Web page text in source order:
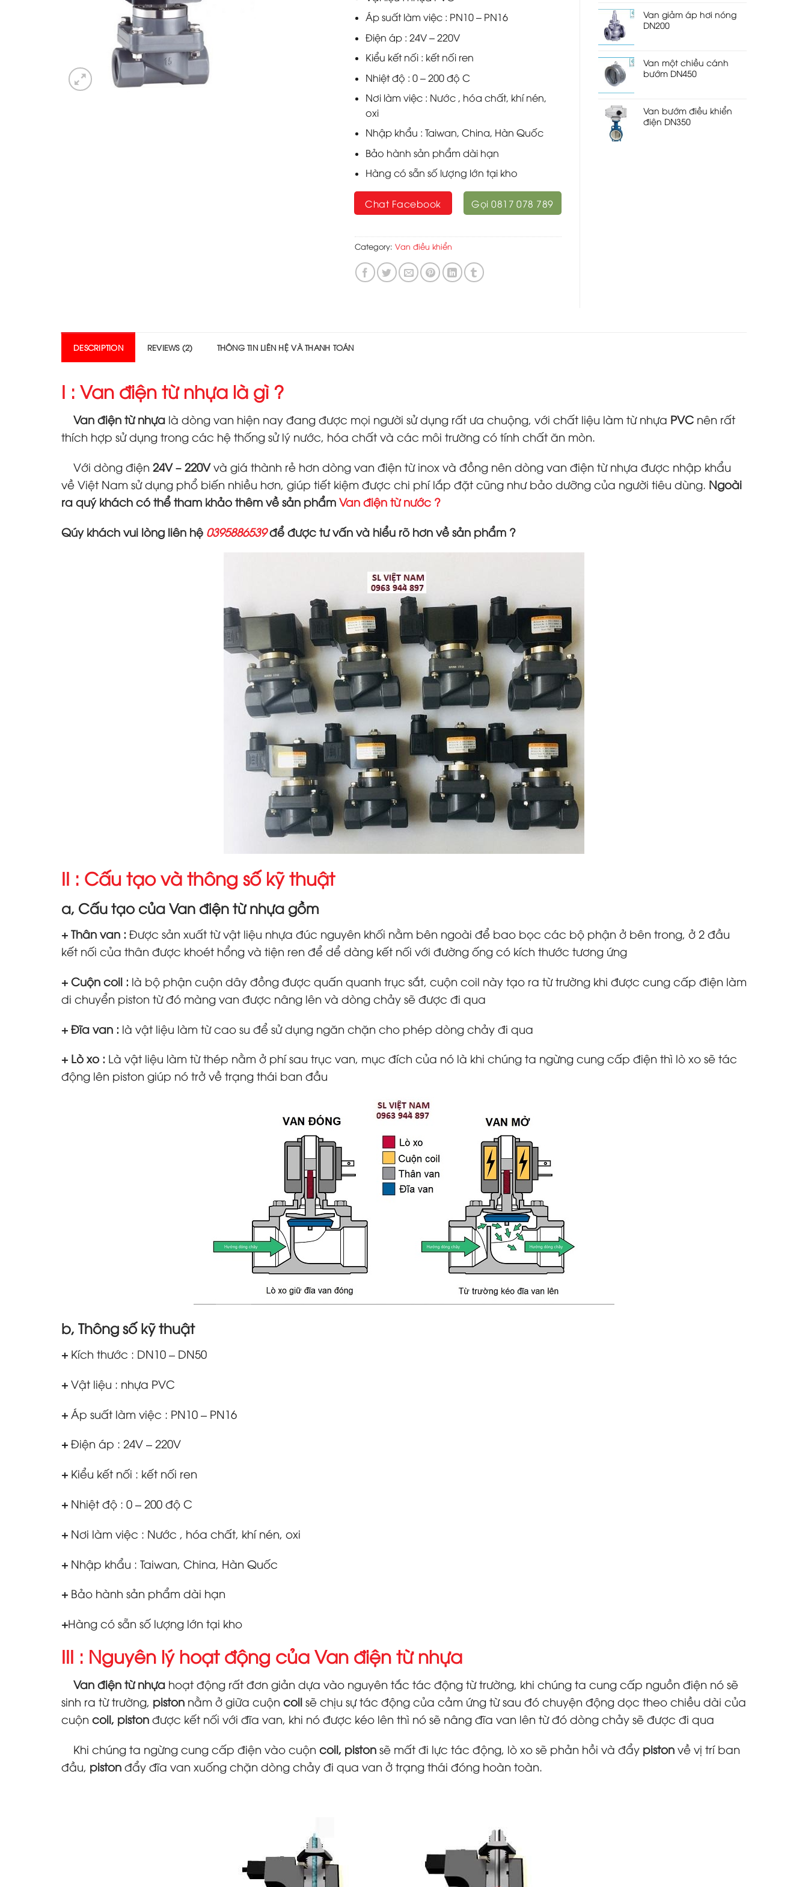
Áp suất làm việc : PN10 – PN16
Điện áp : 24V – 220V
Kiểu kết nối : kết nối ren
Nhiệt độ : 0 – 200 độ C
Nơi làm việc : Nước , hóa chất, khí nén,
oxi
Nhập khẩu : Taiwan, China, Hàn Quốc
Bảo hành sản phẩm dài hạn
Hàng có sẵn số lượng lớn tại kho
Chat Facebook Gọi 0817 078 789
Category: Van điều khiển
Van giảm áp hơi nóng
DN200
Van một chiều cánh
bướm DN450
Van bướm điều khiển
điện DN350
DESCRIPTION REVIEWS (2) THÔNG TIN LIÊN HỆ VÀ THANH TOÁN
I : Van điện từ nhựa là gì ?
Van điện từ nhựa là dòng van hiện nay đang được mọi người sử dụng rất ưa chuộng, với chất liệu làm từ nhựa PVC nên rất
thích hợp sử dụng trong các hệ thống sử lý nước, hóa chất và các môi trường có tính chất ăn mòn.
Với dòng điện 24V – 220V và giá thành rẻ hơn dòng van điện từ inox và đồng nên dòng van điện từ nhựa được nhập khẩu
về Việt Nam sử dụng phổ biến nhiều hơn, giúp tiết kiệm được chi phí lắp đặt cũng như bảo dưỡng của người tiêu dùng. Ngoài
ra quý khách có thể tham khảo thêm về sản phẩm Van điện từ nước ?
Qúy khách vui lòng liên hệ 0395886539để được tư vấn và hiểu rõ hơn về sản phẩm ?
II : Cấu tạo và thông số kỹ thuật
a, Cấu tạo của Van điện từ nhựa gồm
+ Thân van : Được sản xuất từ vật liệu nhựa đúc nguyên khối nằm bên ngoài để bao bọc các bộ phận ở bên trong, ở 2 đầu
kết nối của thân được khoét hổng và tiện ren để dể dàng kết nối với đường ống có kích thước tương ứng
+ Cuộn coil : là bộ phận cuộn dây đồng được quấn quanh trục sắt, cuộn coil này tạo ra từ trường khi được cung cấp điện làm
di chuyển piston từ đó màng van được nâng lên và dòng chảy sẽ được đi qua
+ Đĩa van : là vật liệu làm từ cao su để sử dụng ngăn chặn cho phép dòng chảy đi qua
+ Lò xo : Là vật liệu làm từ thép nằm ở phí sau trục van, mục đích của nó là khi chúng ta ngừng cung cấp điện thì lò xo sẽ tác
động lên piston giúp nó trở về trạng thái ban đầu
b, Thông số kỹ thuật
+ Kích thước : DN10 – DN50
+ Vật liệu : nhựa PVC
+ Áp suất làm việc : PN10 – PN16
+ Điện áp : 24V – 220V
+ Kiểu kết nối : kết nối ren
+ Nhiệt độ : 0 – 200 độ C
+ Nơi làm việc : Nước , hóa chất, khí nén, oxi
+ Nhập khẩu : Taiwan, China, Hàn Quốc
+ Bảo hành sản phẩm dài hạn
+Hàng có sẵn số lượng lớn tại kho
III : Nguyên lý hoạt động của Van điện từ nhựa
Van điện từ nhựa hoạt động rất đơn giản dựa vào nguyên tắc tác động từ trường, khi chúng ta cung cấp nguồn điện nó sẽ
sinh ra từ trường, piston nằm ở giữa cuộn coil sẽ chịu sự tác động của cảm ứng từ sau đó chuyện động dọc theo chiều dài của
cuộn coil, piston được kết nối với đĩa van, khi nó được kéo lên thì nó sẽ nâng đĩa van lên từ đó dòng chảy sẽ được đi qua
Khi chúng ta ngừng cung cấp điện vào cuộn coil, piston sẽ mất đi lực tác động, lò xo sẽ phản hồi và đẩy piston về vị trí ban
đầu, piston đẩy đĩa van xuống chặn dòng chảy đi qua van ở trạng thái đóng hoàn toàn.